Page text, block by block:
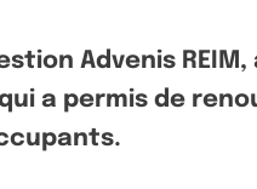
Advenis
a permis de